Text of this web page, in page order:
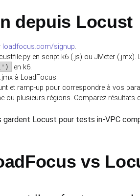
depuis Locust
loadfocus.com/signup.
en script k6 (.js) ou JMeter (.jmx).
en k6.
à LoadFocus.
et ramp-up pour correspondre à vos
ou plusieurs régions. Comparez résultats
gardent Locust pour tests in-VPC
vs